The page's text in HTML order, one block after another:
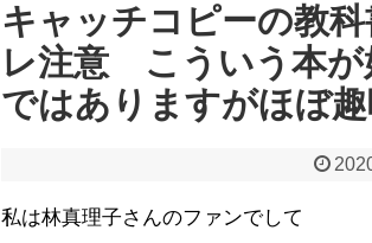
キャッチコピーの教
レ注意 こういう本が
ではありますがほぼ
私は林真理子さんのファンでして